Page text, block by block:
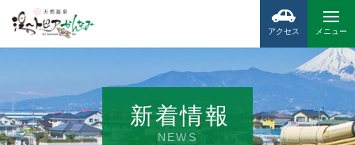
メニュー
アクセス
新着情報
NEWS